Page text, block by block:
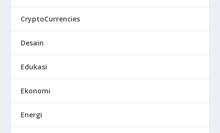
CryptoCurrencies
Desain
Edukasi
Ekonomi
Energi